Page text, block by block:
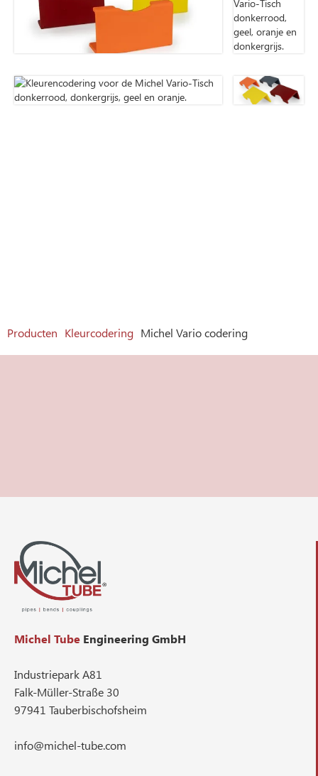
Producten Kleurcodering Michel Vario codering
Michel Tube Engineering GmbH
Industriepark A81
Falk-Müller-Straße 30
97941 Tauberbischofsheim
info@michel-tube.com